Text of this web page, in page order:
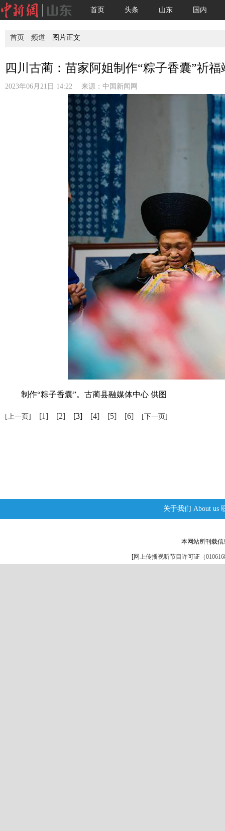
首页 头条 山东 国内
首页—频道—图片正文
四川古蔺：苗家阿姐制作“粽子香囊”祈福
2023年06月21日 14:22 来源： 中国新闻网
制作“粽子香囊”。古蔺县融媒体中心 供图
[上一页] [1] [2] [3] [4] [5] [6] [下一页]
关于我们 About us
本网站所刊载
[网上传播视听节目许可证（